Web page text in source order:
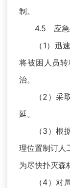
制。
4.5 应急
（1）迅
将被困人员
治。
（2）采
延。
（3）根
理位置制订人
为尽快扑灭森
（4）对